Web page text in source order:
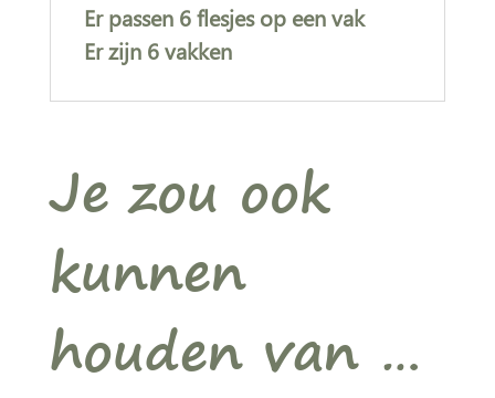
Er passen 6 flesjes op een vak
Er zijn 6 vakken
Je zou ook
kunnen
houden van …